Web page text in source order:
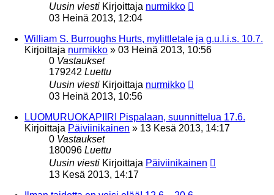
Uusin viesti Kirjoittaja nurmikko
03 Heinä 2013, 12:04
William S. Burroughs Hurts, mylittletale ja g.u.l.i.s. 10.7.
Kirjoittaja nurmikko » 03 Heinä 2013, 10:56
0 Vastaukset
179242 Luettu
Uusin viesti Kirjoittaja nurmikko
03 Heinä 2013, 10:56
LUOMURUOKAPIIRI Pispalaan, suunnittelua 17.6.
Kirjoittaja Päiviinikainen » 13 Kesä 2013, 14:17
0 Vastaukset
180096 Luettu
Uusin viesti Kirjoittaja Päiviinikainen
13 Kesä 2013, 14:17